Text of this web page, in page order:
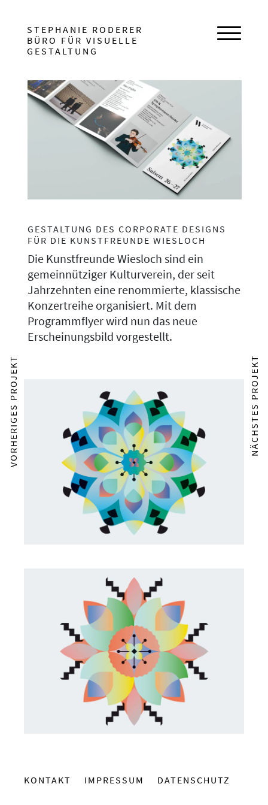
HAUPTNAVIGATION
STEPHANIE RODERER
BÜRO FÜR VISUELLE
GESTALTUNG
GESTALTUNG DES CORPORATE DESIGNS
FÜR DIE KUNSTFREUNDE WIESLOCH
Die Kunstfreunde Wiesloch sind ein
gemeinnütziger Kulturverein, der seit
Jahrzehnten eine renommierte, klassische
Konzertreihe organisiert. Mit dem
Programmflyer wird nun das neue
Erscheinungsbild vorgestellt.
BEITRAGSNAVIGATION
NÄCHSTES PROJEKT
VORHERIGES PROJEKT
KONTAKT IMPRESSUM DATENSCHUTZ